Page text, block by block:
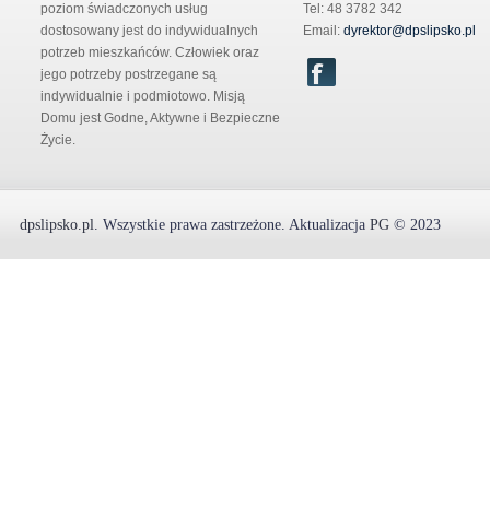
poziom świadczonych usług
dostosowany jest do indywidualnych
potrzeb mieszkańców. Człowiek oraz
jego potrzeby postrzegane są
indywidualnie i podmiotowo. Misją
Domu jest Godne, Aktywne i Bezpieczne
Życie.
Tel: 48 3782 342
Email: dyrektor@dpslipsko.pl
dpslipsko.pl. Wszystkie prawa zastrzeżone. Aktualizacja PG © 2023